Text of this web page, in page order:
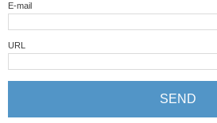
E-mail
URL